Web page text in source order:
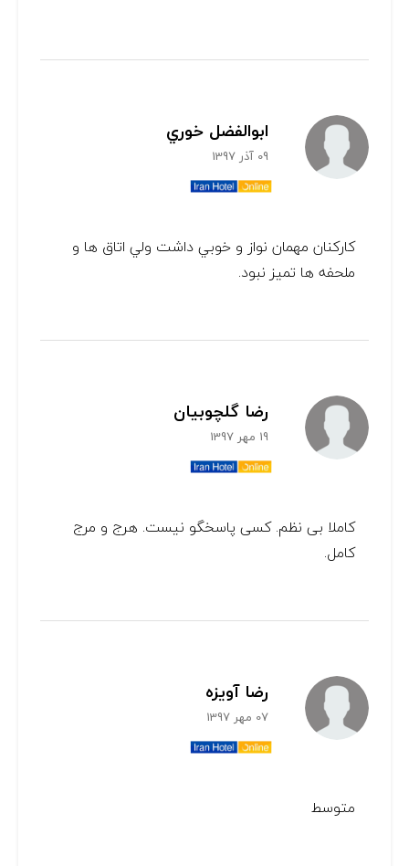
ابوالفضل خوري
09 آذر 1397
كاركنان مهمان نواز و خوبي داشت ولي اتاق ها و
ملحفه ها تميز نبود.
رضا گلچوبیان
19 مهر 1397
کاملا بی نظم. کسی پاسخگو نیست. هرج و مرج
کامل.
رضا آویزه
07 مهر 1397
متوسط